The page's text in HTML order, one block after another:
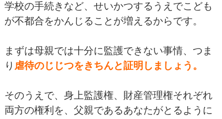
学校の手続きなど、せいかつするうえでこども
が不都合をかんじることが増えるからです。
まずは母親では十分に監護できない事情、つま
り 虐待のじじつをきちんと証明しましょう。
そのうえで、身上監護権、財産管理権それぞれ
両方の権利を、父親であるあなたがとるように